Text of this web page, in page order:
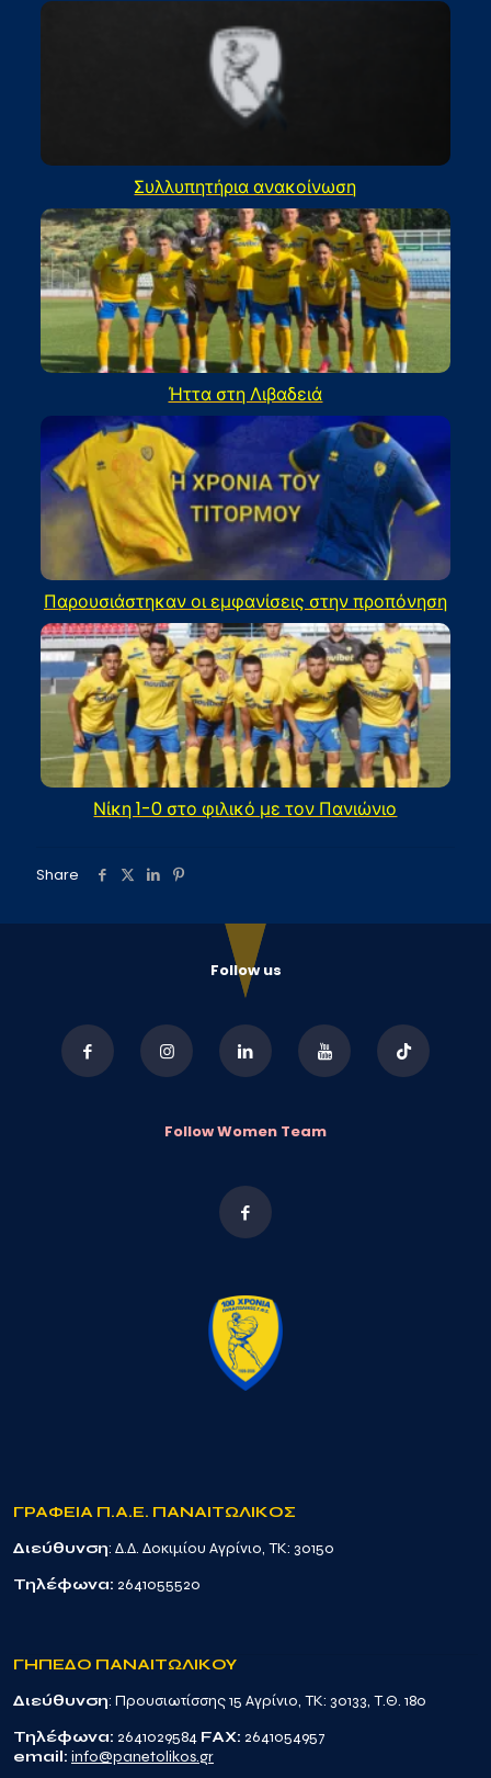
Συλλυπητήρια ανακοίνωση
Ήττα στη Λιβαδειά
Παρουσιάστηκαν οι εμφανίσεις στην προπόνηση
Νίκη 1-0 στο φιλικό με τον Πανιώνιο
Share
Follow us
Follow Women Team
ΓΡΑΦΕΙΑ Π.Α.Ε. ΠΑΝΑΙΤΩΛΙΚΟΣ
Διεύθυνση: Δ.Δ. Δοκιμίου Αγρίνιο, TK: 30150
Τηλέφωνα: 2641055520
ΓΗΠΕΔΟ ΠΑΝΑΙΤΩΛΙΚΟΥ
Διεύθυνση: Προυσιωτίσσης 15 Αγρίνιο, TK: 30133, Τ.Θ. 180
Τηλέφωνα: 2641029584 FAX: 2641054957
email: info@panetolikos.gr